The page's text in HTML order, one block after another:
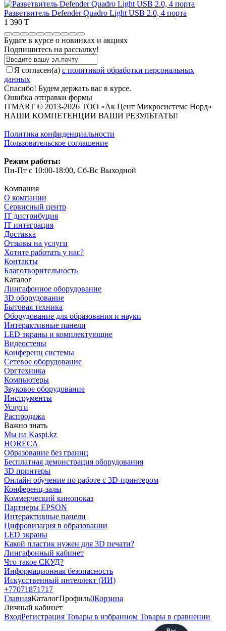
Разветвитель Defender Quadro Light USB 2.0, 4 порта
1 390 T
Будьте в курсе о новинках и акциях
Подпишитесь на рассылкy!
Я согласен(a) с политикой обработки персональных
данных
Спасибо! Будем держать вас в курсе.
Ошибка отправки формы
ITMART © 2013-2026 ТОО «Ак Цент Микросистемс Норд»
НАШИ КОМПЕТЕНЦИИ ВАШИ РЕЗУЛЬТАТЫ!
Политика конфиденциальности
Пользовательское соглашение
Режим работы:
Пн-Пт с 10:00-18:00, Сб-Вс Выходной
Компания
О компании
Сервисный центр
IT дистрибуция
IT интеграция
Доставка
Отзывы на услуги
Хотите работать у нас?
Контакты
Благотворительность
Каталог
Лингафонное оборудование
3D оборудование
Бытовая техника
Оборудование для образования и науки
Интерактивные панели
LED экраны и комплектующие
Видеостены
Конференц системы
Сетевое оборудование
Оргтехника
Компьютеры
Звуковое оборудование
Инструменты
Услуги
Распродажа
Важно знать
Мы на Kaspi.kz
HORECA
Образование без границ
Бесплатная демонстрация оборудования
3D принтеры
Онлайн обучение по работе с 3D-принтером
Конференц-залы
Коммерческий кинопоказ
Партнеры EPSON
Интерактивные панели
Цифровизация в образовании
LED экраны
Какой пластик нужен для 3D печати?
Лингафонный кабинет
Что такое СКУД?
Информационная безопасность
Искусственный интеллект (ИИ)
+77071871717
Вы
ГлавнаяКаталогПрофиль0Корзина
Личный кабинет
ВходРегистрация Товары в избранном Товары в сравнении